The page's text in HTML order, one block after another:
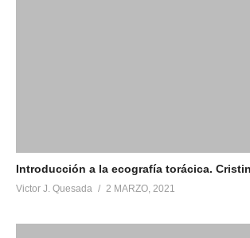
Introducción a la ecografía torácica.
Victor J. Quesada 2 MARZO, 2021